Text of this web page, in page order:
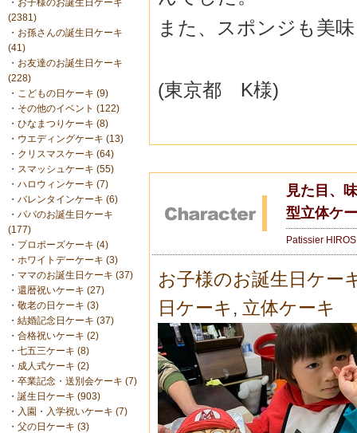
・ お子様のお誕生日ケーキ
(2381)
・ お孫さんの誕生日ケーキ
(41)
・ お友達のお誕生日ケーキ
(228)
・ こどもの日ケーキ (9)
・ その他のイベント (122)
・ ひなまつりケーキ (8)
・ ウエディングケーキ (13)
・ クリスマスケーキ (64)
・ スマッシュケーキ (55)
・ ハロウィンケーキ (7)
・ バレンタインケーキ (6)
・ パパのお誕生日ケーキ
(177)
・ プロポーズケーキ (4)
・ ホワイトデーケーキ (3)
・ ママのお誕生日ケーキ (37)
・ 還暦祝いケーキ (27)
・ 敬老の日ケーキ (3)
・ 結婚記念日ケーキ (37)
・ 合格祝いケーキ (2)
・ 七五三ケーキ (8)
・ 成人式ケーキ (2)
・ 卒業記念・送別会ケーキ (7)
・ 誕生日ケーキ (903)
・ 入園・入学祝いケーキ (7)
・ 父の日ケーキ (3)
また、スポンジも美
(東京都 K様)
見た目、
型立体ケ
Patissier
お子様のお誕生日ケー
日ケーキ , 立体ケーキ